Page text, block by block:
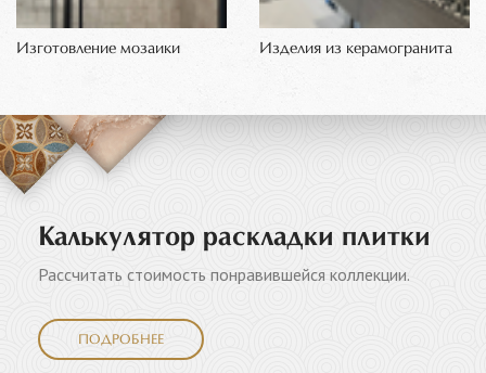
Изготовление мозаики Изделия из керамогранита
Калькулятор раскладки плитки
Рассчитать стоимость понравившейся коллекции.
ПОДРОБНЕЕ